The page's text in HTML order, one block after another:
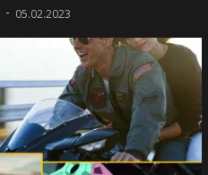
- 05.02.2023